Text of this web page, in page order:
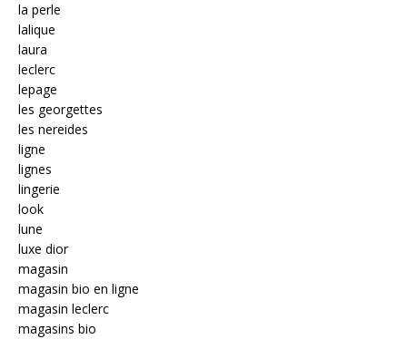
la perle
lalique
laura
leclerc
lepage
les georgettes
les nereides
ligne
lignes
lingerie
look
lune
luxe dior
magasin
magasin bio en ligne
magasin leclerc
magasins bio